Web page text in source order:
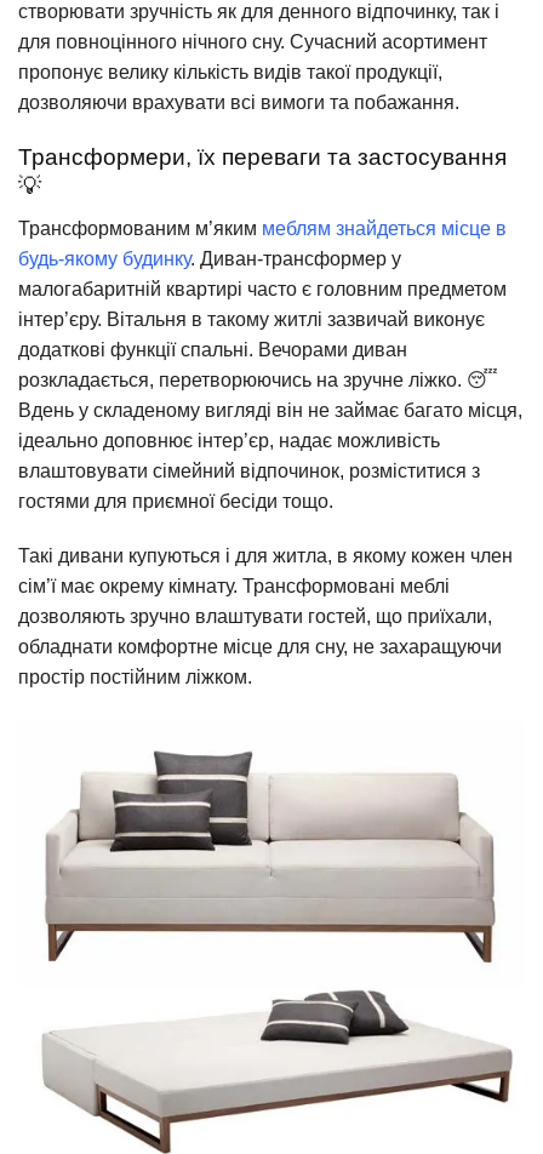
створювати зручність як для денного відпочинку, так і
для повноцінного нічного сну. Сучасний асортимент
пропонує велику кількість видів такої продукції,
дозволяючи врахувати всі вимоги та побажання.
Трансформери, їх переваги та застосування
💡
Трансформованим м’яким меблям знайдеться місце в
будь-якому будинку. Диван-трансформер у
малогабаритній квартирі часто є головним предметом
інтер’єру. Вітальня в такому житлі зазвичай виконує
додаткові функції спальні. Вечорами диван
розкладається, перетворюючись на зручне ліжко. 😴
Вдень у складеному вигляді він не займає багато місця,
ідеально доповнює інтер’єр, надає можливість
влаштовувати сімейний відпочинок, розміститися з
гостями для приємної бесіди тощо.
Такі дивани купуються і для житла, в якому кожен член
сім’ї має окрему кімнату. Трансформовані меблі
дозволяють зручно влаштувати гостей, що приїхали,
обладнати комфортне місце для сну, не захаращуючи
простір постійним ліжком.